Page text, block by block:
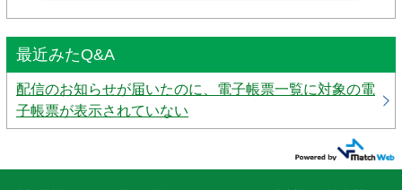
最近みたQ&A
配信のお知らせが届いたのに、電子帳票一覧に対象の電
子帳票が表示されていない